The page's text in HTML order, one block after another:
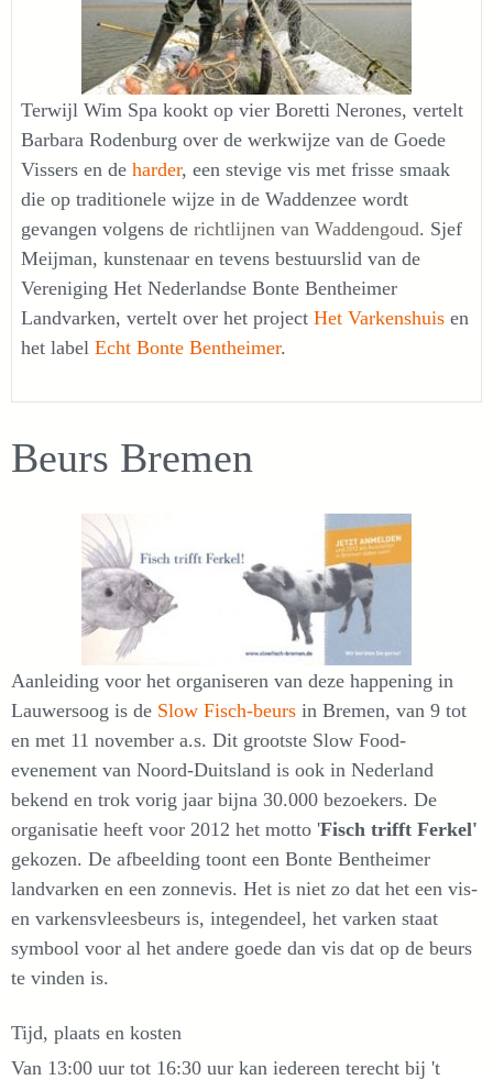
Terwijl Wim Spa kookt op vier Boretti Nerones, vertelt
Barbara Rodenburg over de werkwijze van de Goede
Vissers en de harder, een stevige vis met frisse smaak
die op traditionele wijze in de Waddenzee wordt
gevangen volgens de richtlijnen van Waddengoud. Sjef
Meijman, kunstenaar en tevens bestuurslid van de
Vereniging Het Nederlandse Bonte Bentheimer
Landvarken, vertelt over het project Het Varkenshuis en
het label Echt Bonte Bentheimer.
Beurs Bremen
Aanleiding voor het organiseren van deze happening in
Lauwersoog is de Slow Fisch-beurs in Bremen, van 9 tot
en met 11 november a.s. Dit grootste Slow Food-
evenement van Noord-Duitsland is ook in Nederland
bekend en trok vorig jaar bijna 30.000 bezoekers. De
organisatie heeft voor 2012 het motto 'Fisch trifft Ferkel'
gekozen. De afbeelding toont een Bonte Bentheimer
landvarken en een zonnevis. Het is niet zo dat het een vis-
en varkensvleesbeurs is, integendeel, het varken staat
symbool voor al het andere goede dan vis dat op de beurs
te vinden is.
Tijd, plaats en kosten
Van 13:00 uur tot 16:30 uur kan iedereen terecht bij 't